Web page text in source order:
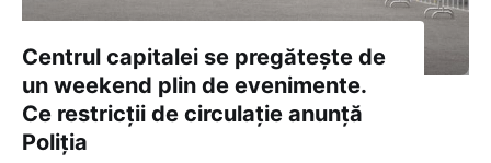
Centrul capitalei se pregătește de
un weekend plin de evenimente.
Ce restricții de circulație anunță
Poliția